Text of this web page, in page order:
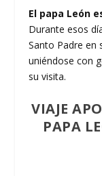
El papa León
Durante esos
Santo Padre en
uniéndose con
su visita.
VIAJE
PAPA